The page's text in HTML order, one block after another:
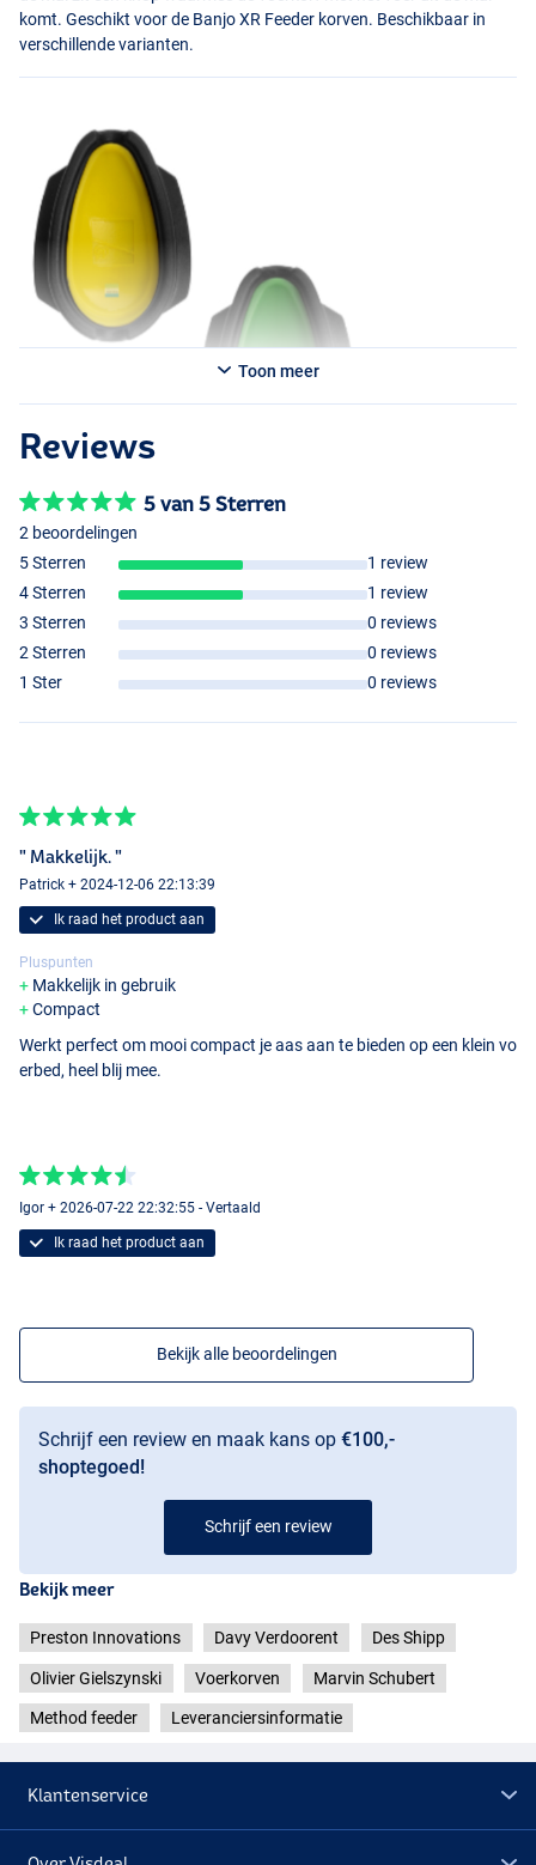
komt. Geschikt voor de Banjo XR Feeder korven. Beschikbaar in
verschillende varianten.
Toon meer
Reviews
5 van 5 Sterren
2 beoordelingen
5 Sterren
1 review
4 Sterren
1 review
3 Sterren
0 reviews
2 Sterren
0 reviews
1 Ster
0 reviews
" Makkelijk. "
Patrick + 2024-12-06 22:13:39
Ik raad het product aan
Pluspunten
Makkelijk in gebruik
Compact
Werkt perfect om mooi compact je aas aan te bieden op een klein vo
erbed, heel blij mee.
Igor + 2026-07-22 22:32:55 - Vertaald
Ik raad het product aan
Bekijk alle beoordelingen
Schrijf een review en maak kans op €100,-
shoptegoed!
Schrijf een review
Bekijk meer
Preston Innovations Davy Verdoorent Des Shipp
Olivier Gielszynski Voerkorven Marvin Schubert
Method feeder Leveranciersinformatie
Klantenservice